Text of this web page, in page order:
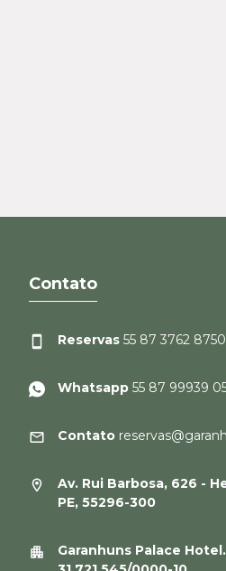
Contato
Reservas 55 87 3762 8750
Whatsapp 55 87 99939
Contato
Av. Rui Barbosa, 626 -
PE, 55296-300
Garanhuns Palace Hotel.